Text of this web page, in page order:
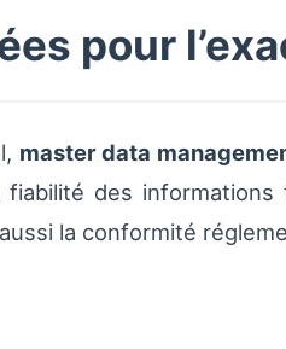
pour
master data
des
la conformité